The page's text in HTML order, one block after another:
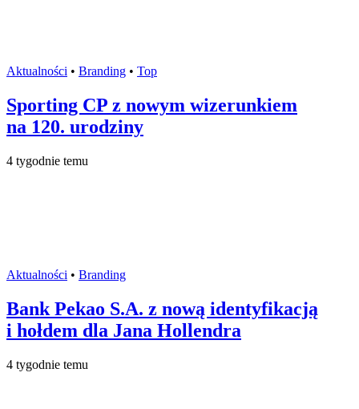
Aktualności • Branding • Top
Sporting CP z nowym wizerunkiem
na 120. urodziny
4 tygodnie temu
Aktualności • Branding
Bank Pekao S.A. z nową identyfikacją
i hołdem dla Jana Hollendra
4 tygodnie temu